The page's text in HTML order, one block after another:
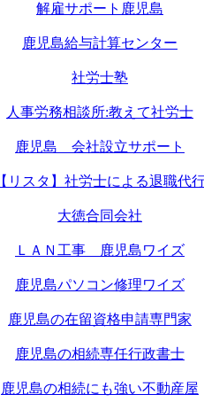
解雇サポート鹿児島
鹿児島給与計算センター
社労士塾
人事労務相談所:教えて社労士
鹿児島 会社設立サポート
【リスタ】社労士による退職代
大徳合同会社
ＬＡＮ工事 鹿児島ワイズ
鹿児島パソコン修理ワイズ
鹿児島の在留資格申請専門家
鹿児島の相続専任行政書士
鹿児島の相続にも強い不動産屋